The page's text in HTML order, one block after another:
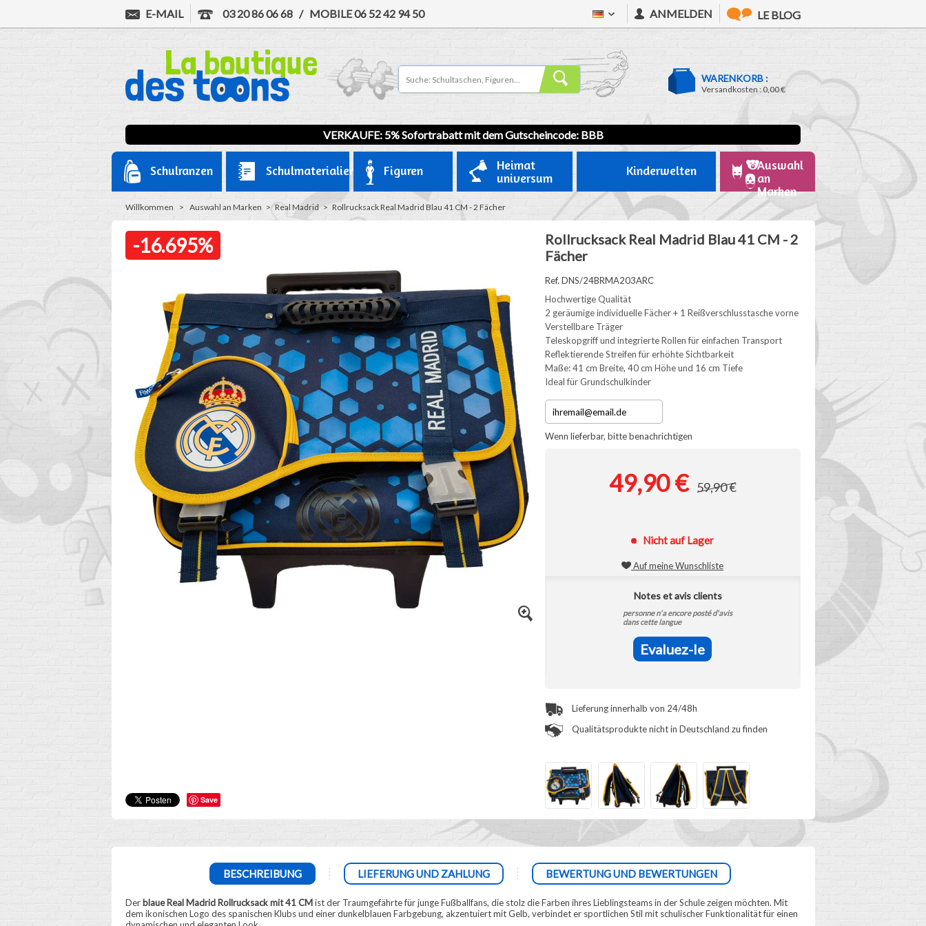
E-MAIL 03 20 86 06 68 / MOBILE06 52 42 94 50 ANMELDEN LE BLOG
WARENKORB :
Versandkosten :0,00 €
VERKAUFE: 5% Sofortrabatt mit dem Gutscheincode: BBB
Schulranzen Schulmaterialien Figuren
Heimat
universum
Kinderwelten
Auswahl
an
Marken
Willkommen > Auswahl an Marken > Real Madrid > Rollrucksack Real Madrid Blau 41 CM - 2 Fächer
-16.695%
Save
Rollrucksack Real Madrid Blau 41 CM - 2
Fächer
Ref. DNS/24BRMA203ARC
Hochwertige Qualität
2 geräumige individuelle Fächer + 1 Reißverschlusstasche vorne
Verstellbare Träger
Teleskopgriff und integrierte Rollen für einfachen Transport
Reflektierende Streifen für erhöhte Sichtbarkeit
Maße: 41 cm Breite, 40 cm Höhe und 16 cm Tiefe
Ideal für Grundschulkinder
Wenn lieferbar, bitte benachrichtigen
49,90 € 59,90 €
Nicht auf Lager
Auf meine Wunschliste
Notes et avis clients
personne n'a encore posté d'avis
dans cette langue
Evaluez-le
Lieferung innerhalb von 24/48h
Qualitätsprodukte nicht in Deutschland zu finden
BESCHREIBUNG LIEFERUNG UND ZAHLUNG BEWERTUNG UND BEWERTUNGEN
Der blaue Real Madrid Rollrucksack mit 41 CMist der Traumgefährte für junge Fußballfans, die stolz die Farben ihres Lieblingsteams in der Schule zeigen möchten. Mit
dem ikonischen Logo des spanischen Klubs und einer dunkelblauen Farbgebung, akzentuiert mit Gelb, verbindet er sportlichen Stil mit schulischer Funktionalität für einen